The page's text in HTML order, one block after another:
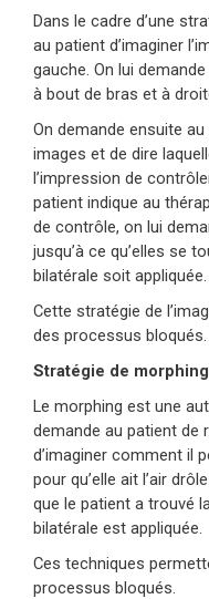
Dans le cadre d’une
au patient d’imaginer
gauche. On lui
à bout de bras et à
On demande ensuite
images et de dire
l’impression de
patient indique au
de contrôle, on lui
jusqu’à ce qu’elles se
bilatérale soit appliquée.
Cette stratégie de
des processus bloqués.
Stratégie de morphing
Le morphing est une
demande au patient de
d’imaginer comment il
pour qu’elle ait l’air
que le patient a trouvé
bilatérale est appliquée.
Ces techniques
processus bloqués.